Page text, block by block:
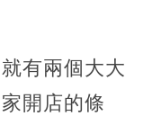
有兩個大大
開店的條